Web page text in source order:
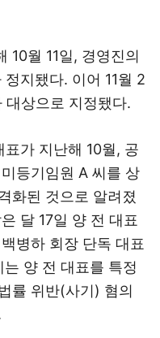
10월 11일, 경영진의
지됐다. 이어 11월 2
대상으로 지정됐다.
표가 지난해 10월, 공
등기임원 A 씨를 상
화된 것으로 알려졌
달 17일 양 전 대표
병하 회장 단독 대표
양 전 대표를 특정
률 위반(사기) 혐의